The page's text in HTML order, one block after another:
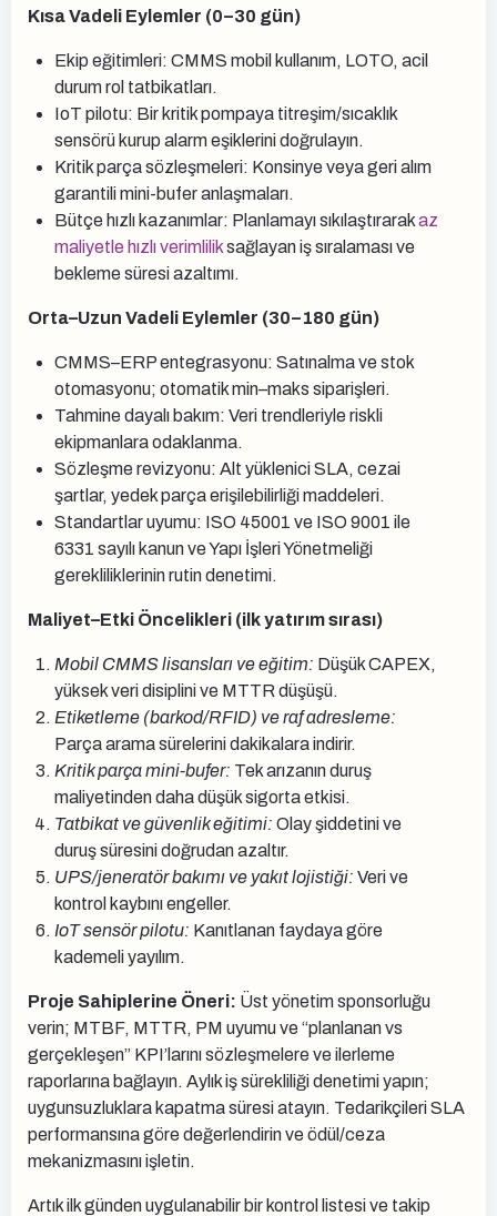
Kısa Vadeli Eylemler (0–30 gün)
Ekip eğitimleri: CMMS mobil kullanım, LOTO, acil
durum rol tatbikatları.
IoT pilotu: Bir kritik pompaya titreşim/sıcaklık
sensörü kurup alarm eşiklerini doğrulayın.
Kritik parça sözleşmeleri: Konsinye veya geri alım
garantili mini-bufer anlaşmaları.
Bütçe hızlı kazanımlar: Planlamayı sıkılaştırarakaz
maliyetle hızlı verimliliksağlayan iş sıralaması ve
bekleme süresi azaltımı.
Orta–Uzun Vadeli Eylemler (30–180 gün)
CMMS–ERP entegrasyonu: Satınalma ve stok
otomasyonu; otomatik min–maks siparişleri.
Tahmine dayalı bakım: Veri trendleriyle riskli
ekipmanlara odaklanma.
Sözleşme revizyonu: Alt yüklenici SLA, cezai
şartlar, yedek parça erişilebilirliği maddeleri.
Standartlar uyumu: ISO 45001 ve ISO 9001 ile
6331 sayılı kanun ve Yapı İşleri Yönetmeliği
gerekliliklerinin rutin denetimi.
Maliyet–Etki Öncelikleri (ilk yatırım sırası)
Mobil CMMS lisansları ve eğitim: Düşük CAPEX,
yüksek veri disiplini ve MTTR düşüşü.
Etiketleme (barkod/RFID) ve raf adresleme:
Parça arama sürelerini dakikalara indirir.
Kritik parça mini-bufer: Tek arızanın duruş
maliyetinden daha düşük sigorta etkisi.
Tatbikat ve güvenlik eğitimi: Olay şiddetini ve
duruş süresini doğrudan azaltır.
UPS/jeneratör bakımı ve yakıt lojistiği: Veri ve
kontrol kaybını engeller.
IoT sensör pilotu: Kanıtlanan faydaya göre
kademeli yayılım.
Proje Sahiplerine Öneri: Üst yönetim sponsorluğu
verin; MTBF, MTTR, PM uyumu ve “planlanan vs
gerçekleşen” KPI’larını sözleşmelere ve ilerleme
raporlarına bağlayın. Aylık iş sürekliliği denetimi yapın;
uygunsuzluklara kapatma süresi atayın. Tedarikçileri SLA
performansına göre değerlendirin ve ödül/ceza
mekanizmasını işletin.
Artık ilk günden uygulanabilir bir kontrol listesi ve takip